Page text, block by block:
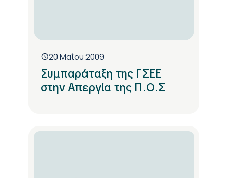
20 Μαΐου 2009
Συμπαράταξη της ΓΣΕΕ
στην Απεργία της Π.Ο.Σ